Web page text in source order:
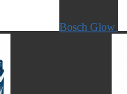
Bosch Glow